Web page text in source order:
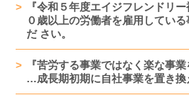
『令和５年度エイジフレンドリ
０歳以上の労働者を雇用してい
だ さい。
『苦労する事業ではなく楽な事
…成長期初期に自社事業を置き換